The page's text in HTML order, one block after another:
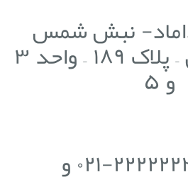
نبش شمس
تبریزی شمالی – پلاک ۱۸۹ – واحد ۳
و ۵
تلفن: ۲۲۲۲۲۲۲۶-۰۲۱ و